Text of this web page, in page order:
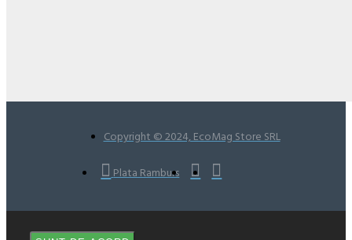
Copyright © 2024, EcoMag Store SRL
Plata Ramburs